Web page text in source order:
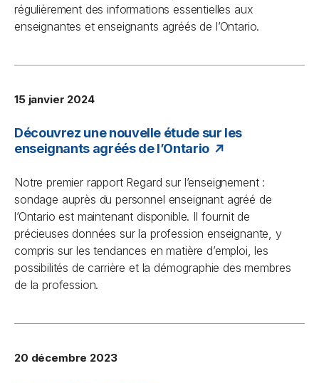
régulièrement des informations essentielles aux
enseignantes et enseignants agréés de l’Ontario.
15 janvier 2024
Découvrez une nouvelle étude sur les
enseignants agréés de l’Ontario
Notre premier rapport Regard sur l’enseignement :
sondage auprès du personnel enseignant agréé de
l’Ontario est maintenant disponible. Il fournit de
précieuses données sur la profession enseignante, y
compris sur les tendances en matière d’emploi, les
possibilités de carrière et la démographie des membres
de la profession.
20 décembre 2023